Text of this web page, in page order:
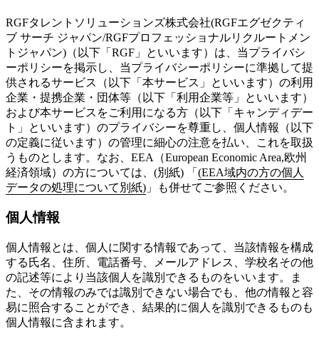
RGFタレントソリューションズ株式会社(RGFエグゼクティ
ブ サーチ ジャパン/RGFプロフェッショナルリクルートメン
トジャパン)（以下「RGF」といいます）は、当プライバシ
ーポリシーを掲示し、当プライバシーポリシーに準拠して提
供されるサービス（以下「本サービス」といいます）の利用
企業・提携企業・団体等（以下「利用企業等」といいます）
および本サービスをご利用になる方（以下「キャンディデー
ト」といいます）のプライバシーを尊重し、個人情報（以下
の定義に従います）の管理に細心の注意を払い、これを取扱
うものとします。なお、EEA（European Economic Area,欧州
経済領域）の方については、(別紙) 「 (EEA域内の方の個人
データの処理について別紙) 」も併せてご参照ください。
個人情報
個人情報とは、個人に関する情報であって、当該情報を構成
する氏名、住所、電話番号、メールアドレス、学校名その他
の記述等により当該個人を識別できるものをいいます。ま
た、その情報のみでは識別できない場合でも、他の情報と容
易に照合することができ、結果的に個人を識別できるものも
個人情報に含まれます。